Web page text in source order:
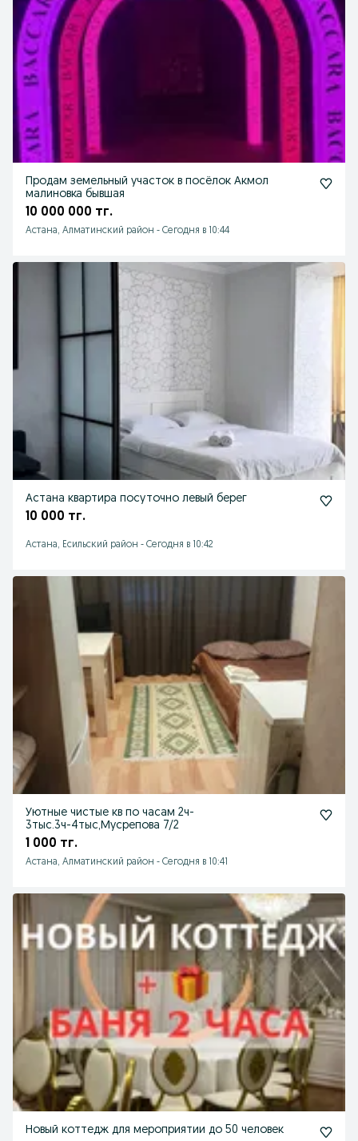
Продам земельный участок в посёлок Акмол
малиновка бывшая
10 000 000 тг.
Астана, Алматинский район - Сегодня в 10:44
Астана квартира посуточно левый берег
10 000 тг.
Астана, Есильский район - Сегодня в 10:42
Уютные чистые кв по часам 2ч-
3тыс.3ч-4тыс,Мусрепова 7/2
1 000 тг.
Астана, Алматинский район - Сегодня в 10:41
Новый коттедж для мероприятии до 50 человек